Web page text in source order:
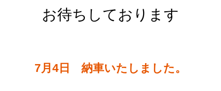
お待ちしております
7月4日 納車いたしました。